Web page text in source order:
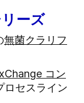
ーズ
無菌クラリフ
コン
ロセスライン